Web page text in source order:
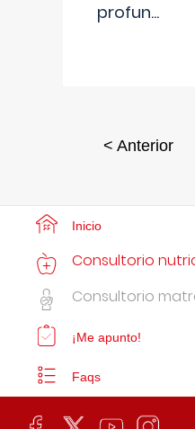
profun...
< Anterior
Inicio
Consultorio
Consultorio
¡Me apunto!
Faqs